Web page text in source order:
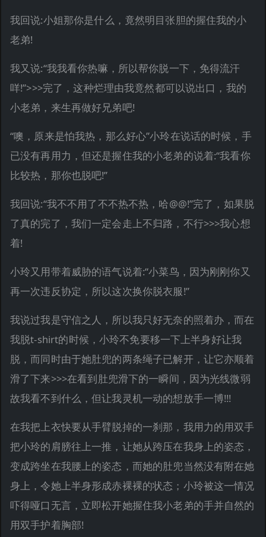
我回说:小姐那你是什么，竟然明目张胆的握住我的小
老弟!
我又说:“我我看你热嘛，所以帮你脱一下，免得流汗
咩!”>>>完了，这种烂理由我竟然都可以说出口，我的
小老弟，来生再做好兄弟吧!
“噢，原来是怕我热，那么好心”小玲在说话的时候，手
已没有再用力，但还是握住我的小老弟的说着:“我看你
比较热，那你也脱吧!”
我回说:“我不不用了不不热不热，哈@@!”完了，如果脱
了真的完了，我们一定会走上不归路，不行>>>我心想
着!
小玲又用带着威胁的语气说着:“小菜鸟，因为刚刚你又
再一次违反协定，所以这次换你脱衣服!”
我说过我是守信之人，所以我只好无奈的照着办，而在
我脱t-shirt的时候，小玲不免要移一下上半身好让我
脱，而同时由于她肚兜的两条绳子已解开，让它亦顺着
滑了下来>>>在看到肚兜滑下的一瞬间，因为光线微弱
故我看不到什么，但让我灵机一动的想放手一博!!!
在我把上衣快要从手臂脱掉的一刹那，我用力的用双手
把小玲的肩膀往上一推，让她从跨压在我身上的姿态，
变成跨坐在我腰上的姿态，而她的肚兜当然没有附在她
身上，令她上半身形成赤裸裸的状态；小玲被这一情况
吓得哑口无言，立即松开她握住我小老弟的手并自然的
用双手护着胸部!